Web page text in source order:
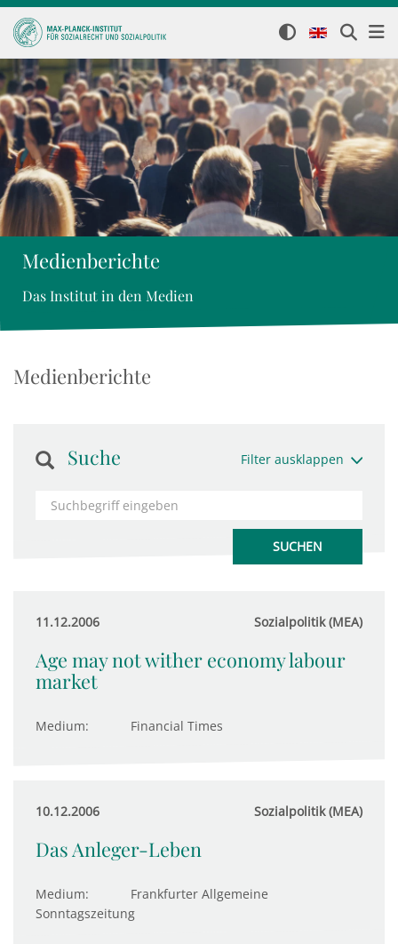
Medienberichte
Das Institut in den Medien
Medienberichte
Suche Filter ausklappen
11.12.2006 Sozialpolitik (MEA)
Age may not wither economy labour
market
Medium: Financial Times
10.12.2006 Sozialpolitik (MEA)
Das Anleger-Leben
Medium:
Frankfurter Allgemeine
Sonntagszeitung